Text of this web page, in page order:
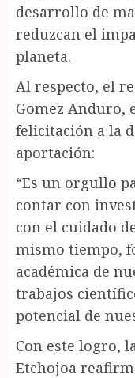
desarrollo de
reduzcan el
planeta.
Al respecto, el
Gomez Anduro,
felicitación a la
aportación:
“Es un orgullo
contar con
con el cuidado
mismo tiempo,
académica de
trabajos
potencial de
Con este logro,
Etchojoa